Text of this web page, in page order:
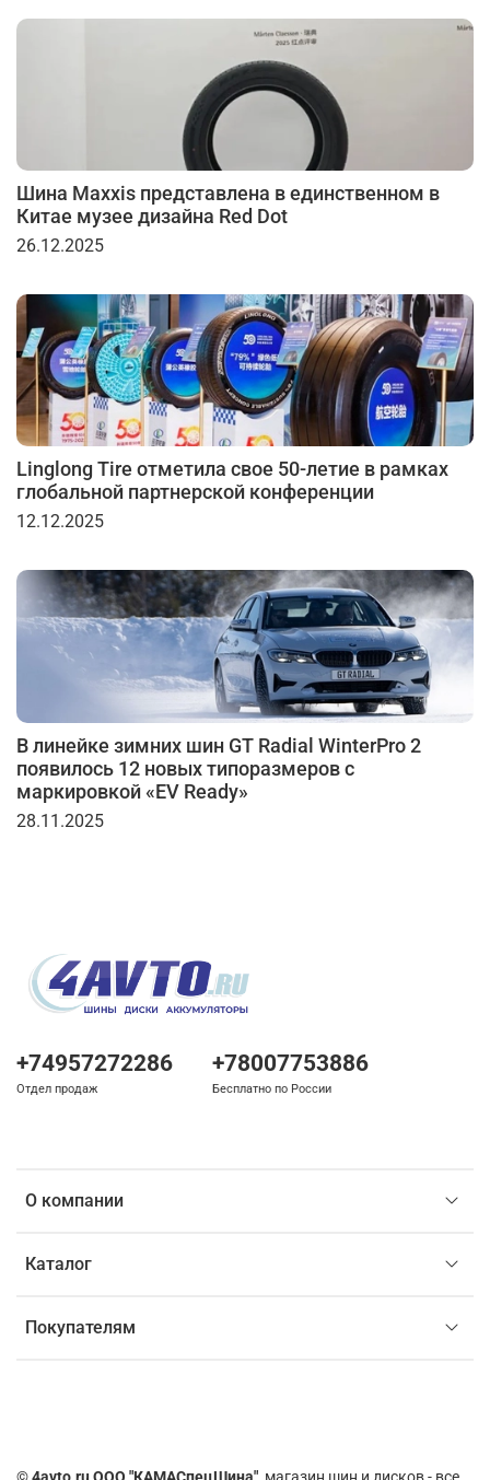
Шина Maxxis представлена в единственном в
Китае музее дизайна Red Dot
26.12.2025
Linglong Tire отметила свое 50-летие в рамках
глобальной партнерской конференции
12.12.2025
В линейке зимних шин GT Radial WinterPro 2
появилось 12 новых типоразмеров с
маркировкой «EV Ready»
28.11.2025
О компании
Каталог
Покупателям
+74957272286
Отдел продаж
+78007753886
Бесплатно по России